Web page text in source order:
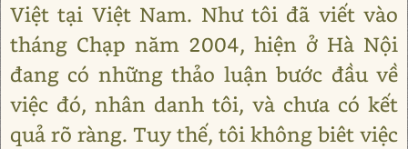
Việt tại Việt Nam. Như tôi đã viết vào
tháng Chạp năm 2004, hiện ở Hà Nội
đang có những thảo luận bước đầu về
việc đó, nhân danh tôi, và chưa có kết
quả rõ ràng. Tuy thế, tôi không biêt việc